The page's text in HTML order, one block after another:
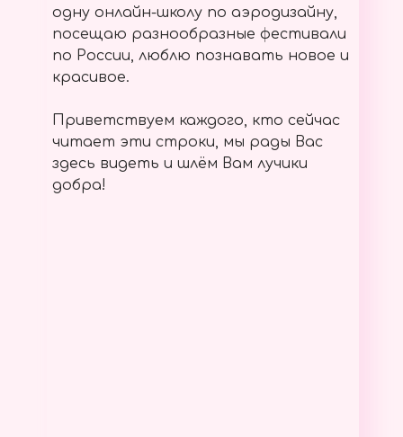
одну онлайн-школу по аэродизайну,
посещаю разнообразные фестивали
по России, люблю познавать новое и
красивое.
Приветствуем каждого, кто сейчас
читает эти строки, мы рады Вас
здесь видеть и шлём Вам лучики
добра!